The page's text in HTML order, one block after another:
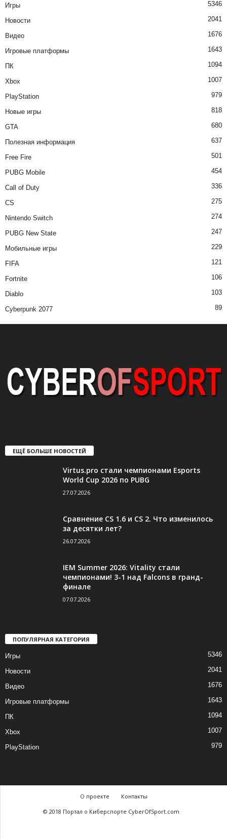
Игры 5346
Новости 2041
Видео 1676
Игровые платформы 1643
ПК 1094
Xbox 1007
PlayStation 979
Новые игры 818
GTA 680
Полезная информация 637
Free Fire 501
PUBG Mobile 454
Call of Duty 336
CS 275
Nintendo Switch 274
PUBG New State 247
Мобильные игры 229
FIFA 121
Fortnite 106
Diablo 103
Cyberpunk 2077 89
ЕЩЁ БОЛЬШЕ НОВОСТЕЙ
Virtus.pro стали чемпионами Esports
World Cup 2026 по PUBG
27.07.2026
Сравнение CS 1.6 и CS 2. Что изменилось
за десятки лет?
26.07.2026
IEM Summer 2026: Vitality стали
чемпионами! 3-1 над Falcons в гранд-
финале
07.07.2026
ПОПУЛЯРНАЯ КАТЕГОРИЯ
Игры 5346
Новости 2041
Видео 1676
Игровые платформы 1643
ПК 1094
Xbox 1007
PlayStation 979
О проекте
Контакты
© 2018 Портал о Киберспорте CyberOfSport.com